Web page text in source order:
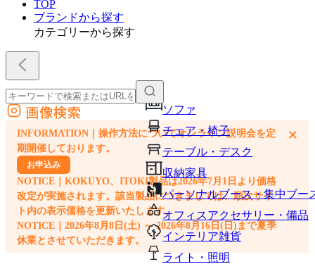
TOP
ブランドから探す
カテゴリーから探す
ソファ
チェア・椅子
テーブル・デスク
収納家具
パーソナルブース・集中ブー
オフィスアクセサリー・備品
インテリア雑貨
ライト・照明
外部サイトの商品をカートに追加
他のサイトで見つけた商品ページのURLを貼り付けて、カートに追加できます
画像検索
INFORMATION｜操作方法についてオンライン説明会を定
期開催しております。
お申込み
NOTICE｜KOKUYO、ITOKI製品は2026年7月1日より価格
改定が実施されます。該当製品につきましては、順次サイ
ト内の表示価格を更新いたします。
NOTICE｜2026年8月8日(土) ～ 2026年8月16日(日)まで夏季
休業とさせていただきます。
×